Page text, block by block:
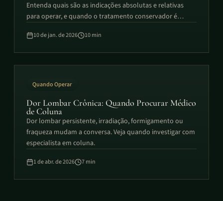
Entenda quais são as indicações absolutas e relativas
para operar, e quando o tratamento conservador é
10 de jan. de 2026 10min
Quando Operar
Dor Lombar Crônica: Quando Procurar Médico
de Coluna
Dor lombar persistente, irradiação, formigamento ou
fraqueza mudam a conversa. Veja quando investigar com
especialista em coluna.
1 de abr. de 2026 7min